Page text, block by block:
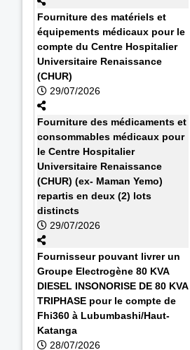
Fourniture des matériels et
équipements médicaux pour le
compte du Centre Hospitalier
Universitaire Renaissance
(CHUR)
29/07/2026
Fourniture des médicaments et
consommables médicaux pour
le Centre Hospitalier
Universitaire Renaissance
(CHUR) (ex- Maman Yemo)
repartis en deux (2) lots
distincts
29/07/2026
Fournisseur pouvant livrer un
Groupe Electrogène 80 KVA
DIESEL INSONORISE DE 80 KVA
TRIPHASE pour le compte de
Fhi360 à Lubumbashi/Haut-
Katanga
28/07/2026